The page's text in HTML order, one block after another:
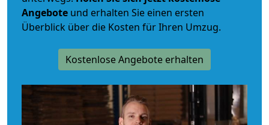
Angebote und erhalten Sie einen ersten
Überblick über die Kosten für Ihren Umzug.
Kostenlose Angebote erhalten